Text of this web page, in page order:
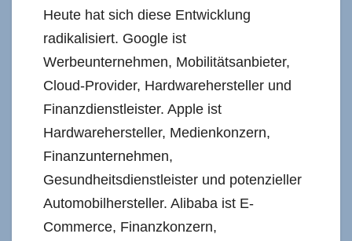
Heute hat sich diese Entwicklung
radikalisiert. Google ist
Werbeunternehmen, Mobilitätsanbieter,
Cloud-Provider, Hardwarehersteller und
Finanzdienstleister. Apple ist
Hardwarehersteller, Medienkonzern,
Finanzunternehmen,
Gesundheitsdienstleister und potenzieller
Automobilhersteller. Alibaba ist E-
Commerce, Finanzkonzern,